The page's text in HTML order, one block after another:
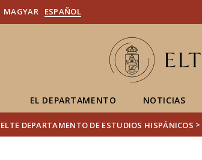
MAGYAR ESPAÑOL
EL DEPARTAMENTO NOTICIAS
ELTE DEPARTAMENTO DE ESTUDIOS HISPÁNICOS >